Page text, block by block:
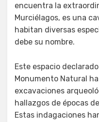
encuentra la
Murciélagos, es una
habitan diversas
debe su nombre.
Este espacio
Monumento Natural
excavaciones
hallazgos de épocas
Estas indagaciones